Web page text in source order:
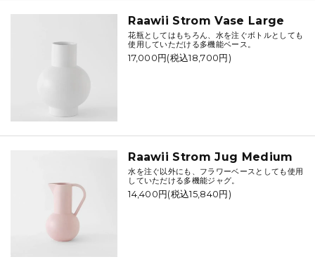
Raawii Strom Vase Large
花瓶としてはもちろん、水を注ぐボトルとしても
使用していただける多機能ベース。
17,000円(税込18,700円)
Raawii Strom Jug Medium
水を注ぐ以外にも、フラワーベースとしても使用
していただける多機能ジャグ。
14,400円(税込15,840円)